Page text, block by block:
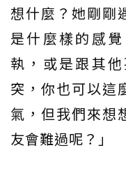
想什麼？她剛剛
是什麼樣的感
執，或是跟其
突，你也可以這
氣，但我們來想
友會難過呢？」